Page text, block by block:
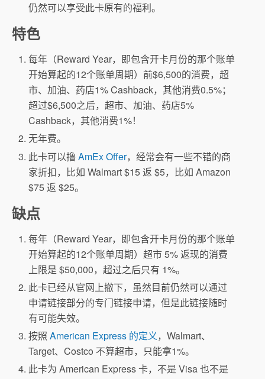
仍然可以享受此卡原有的福利。
特色
每年（Reward Year，即包含开卡月份的那个账单
开始算起的12个账单周期）前$6,500的消费，超
市、加油、药店1% Cashback，其他消费0.5%；
超过$6,500之后，超市、加油、药店5%
Cashback，其他消费1%！
无年费。
此卡可以撸AmEx Offer，经常会有一些不错的商
家折扣，比如 Walmart $15 返 $5，比如 Amazon
$75 返 $25。
缺点
每年（Reward Year，即包含开卡月份的那个账单
开始算起的12个账单周期）超市 5% 返现的消费
上限是 $50,000，超过之后只有 1%。
此卡已经从官网上撤下，虽然目前仍然可以通过
申请链接部分的专门链接申请，但是此链接随时
有可能失效。
按照American Express 的定义，Walmart、
Target、Costco 不算超市，只能拿1%。
此卡为 American Express 卡，不是 Visa 也不是